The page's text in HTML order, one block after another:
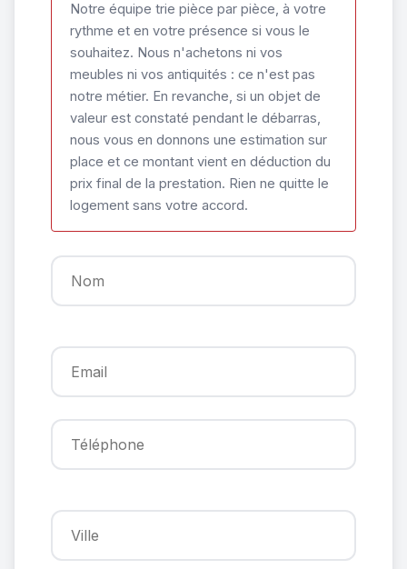
Notre équipe trie pièce par pièce, à votre
rythme et en votre présence si vous le
souhaitez. Nous n'achetons ni vos
meubles ni vos antiquités : ce n'est pas
notre métier. En revanche, si un objet de
valeur est constaté pendant le débarras,
nous vous en donnons une estimation sur
place et ce montant vient en déduction du
prix final de la prestation. Rien ne quitte le
logement sans votre accord.